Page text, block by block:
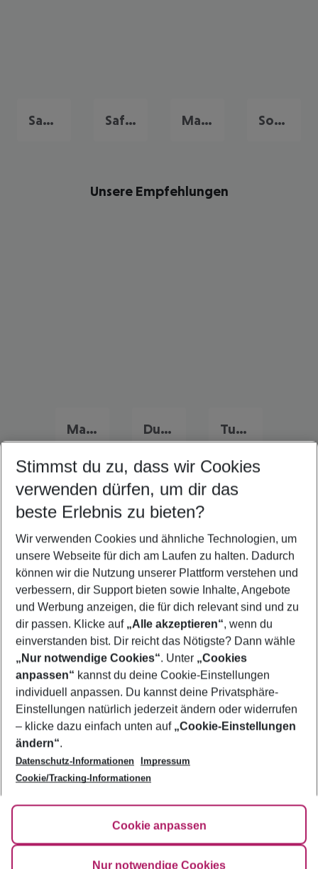
Sahl Hasheesh Safaga Makadi Bay Soma Bay
Unsere Empfehlungen
Marokko Familienurlaub Dubai Familienurlaub Tunesien Familienurlaub
Quicklinks
Frübucher Angebote El Gouna für 2026
Pauschalreisen El Gouna
Flug & Hotel El Gouna
Urlaub El Gouna
Footer
Footer navigation
Über uns
AGB
Bestpreisgarantie
Cookie-Einstellungen ändern
Cookie-Richtlinie
Impressum
Agenturbetreuung
Barrierefreies Reisen
HanseMerkur Reiseversicherung
Hilfe & Kontakt
Folge uns
Stimmst du zu, dass wir Cookies
verwenden dürfen, um dir das
beste Erlebnis zu bieten?
Wir verwenden Cookies und ähnliche Technologien, um
unsere Webseite für dich am Laufen zu halten. Dadurch
können wir die Nutzung unserer Plattform verstehen und
verbessern, dir Support bieten sowie Inhalte, Angebote
und Werbung anzeigen, die für dich relevant sind und zu
dir passen. Klicke auf „Alle akzeptieren“, wenn du
einverstanden bist. Dir reicht das Nötigste? Dann wähle
„Nur notwendige Cookies“. Unter „Cookies
anpassen“ kannst du deine Cookie-Einstellungen
individuell anpassen. Du kannst deine Privatsphäre-
Einstellungen natürlich jederzeit ändern oder widerrufen
– klicke dazu einfach unten auf „Cookie-Einstellungen
ändern“.
Datenschutz-Informationen
Impressum
Cookie/Tracking-Informationen
Cookie anpassen
Nur notwendige Cookies